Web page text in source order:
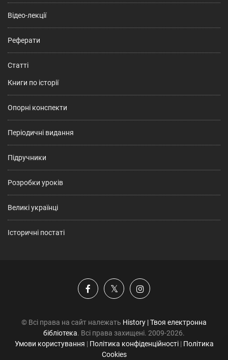
Відео-лекції
Реферати
Статті
Книги по історії
Опорні конспекти
Періодичні видання
Підручники
Розробки уроків
Великі українці
Історичні постаті
© Всі права на сайт належать History | Твоя електронна
бібліотека. Всі права захищені. 2009-2026.
Умови користування | Політика конфіденційності| Політика
Cookies